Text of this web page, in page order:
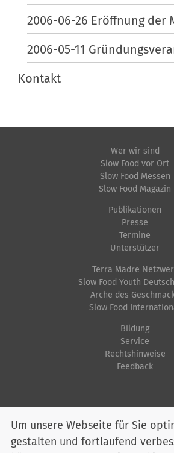
Um unsere Webseite für Sie
gestalten und fortlaufend
2006-06-26 Eröffnung der
2006-05-11
Kontakt
Wer wir sind
Slow Food vor Ort
Slow Food Messen
Slow Food Magazin
Publikationen
Presse
Termine
Unterstützer
Terra Madre
Slow Food Youth
Arche des
Slow Food
Bildung
Service
Rechtshinweise
Feedback
Youtube Facebook Instagram